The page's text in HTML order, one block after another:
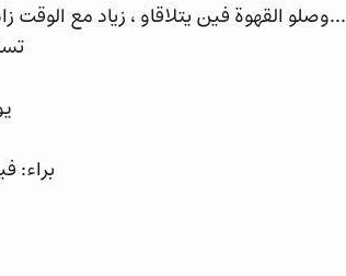
...وصلو القهوة فين يتلاقاو ، زياد مع
براء: